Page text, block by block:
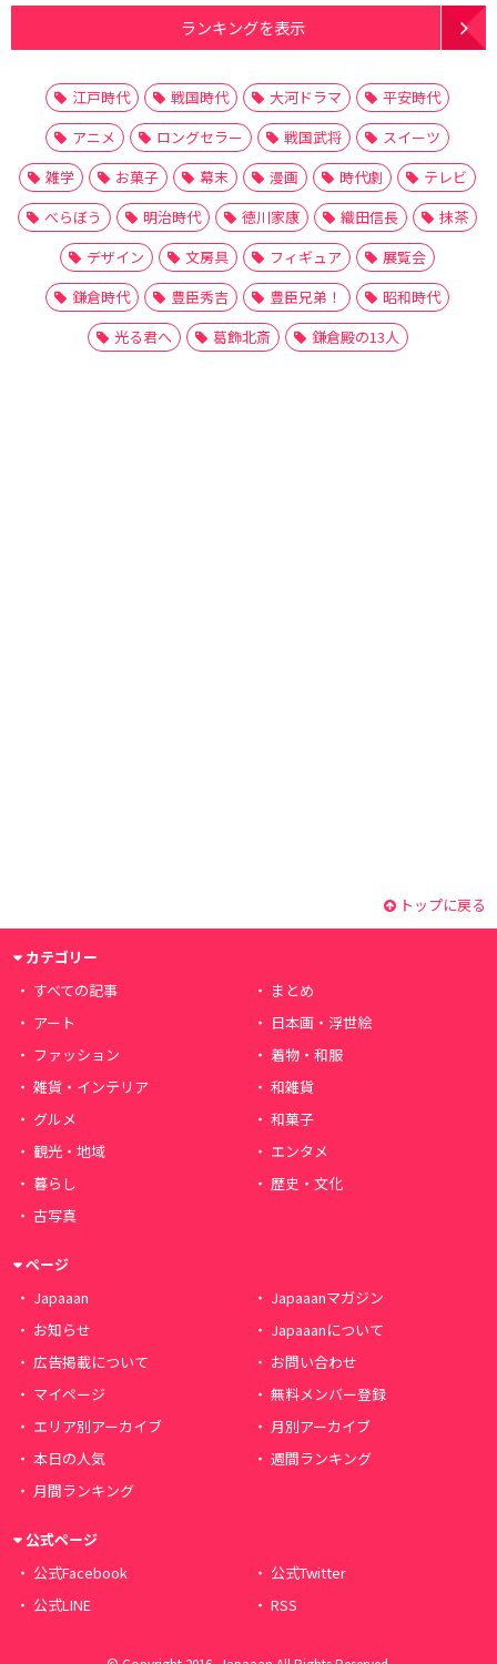
ランキングを表示
江戸時代 戦国時代 大河ドラマ
平安時代
アニメ
ロングセラー 戦国武将
スイーツ
雑学
お菓子 幕末 漫画 時代劇
テレビ
べらぼう
明治時代 徳川家康 織田信長
抹茶
デザイン
文房具 フィギュア
展覧会
鎌倉時代
豊臣秀吉 豊臣兄弟！
昭和時代
光る君へ
葛飾北斎 鎌倉殿の13人
トップに戻る
カテゴリー
すべての記事
まとめ
アート
日本画・浮世絵
ファッション
着物・和服
雑貨・インテリア
和雑貨
グルメ
和菓子
観光・地域
エンタメ
暮らし
歴史・文化
古写真
ページ
Japaaan
Japaaanマガジン
お知らせ
Japaaanについて
広告掲載について
お問い合わせ
マイページ
無料メンバー登録
エリア別アーカイブ
月別アーカイブ
本日の人気
週間ランキング
月間ランキング
公式ページ
公式Facebook
公式Twitter
公式LINE
RSS